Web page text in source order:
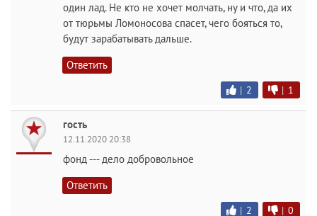
один лад. Не кто не хочет молчать, ну и что, да их
от тюрьмы Ломоносова спасет, чего бояться то,
будут зарабатывать дальше.
Ответить
| 2 | 1
гость
12.11.2020 20:38
фонд --- дело добровольное
Ответить
| 2 | 0